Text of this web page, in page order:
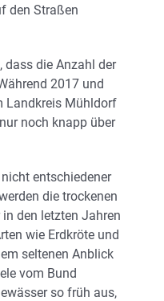
den Straßen
dass die Anzahl der
2017 und
Landkreis Mühldorf
noch knapp über
entschiedener
die trockenen
den letzten Jahren
wie Erdkröte und
seltenen Anblick
vom Bund
so früh aus,